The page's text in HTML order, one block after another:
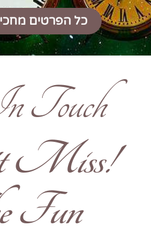
כל הפרטים
Touch
Miss
Fun